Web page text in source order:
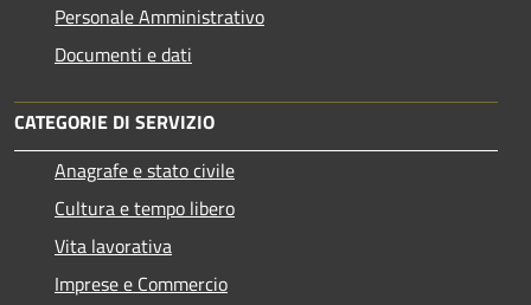
Personale Amministrativo
Documenti e dati
CATEGORIE DI SERVIZIO
Anagrafe e stato civile
Cultura e tempo libero
Vita lavorativa
Imprese e Commercio